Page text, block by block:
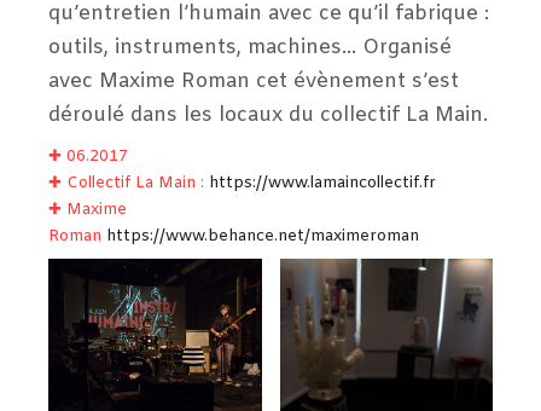
qu’entretien l’humain avec ce qu’il fabrique :
outils, instruments, machines… Organisé
avec Maxime Roman cet évènement s’est
déroulé dans les locaux du collectif La Main.
✚ 06.2017
✚ Collectif La Main : https://www.lamaincollectif.fr
✚ Maxime
Roman https://www.behance.net/maximeroman